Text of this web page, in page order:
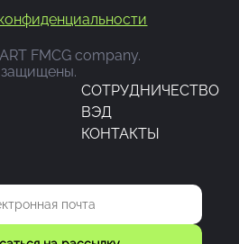
FMCG company.
CОТРУДНИЧЕСТВО
ВЭД
КОНТАКТЫ